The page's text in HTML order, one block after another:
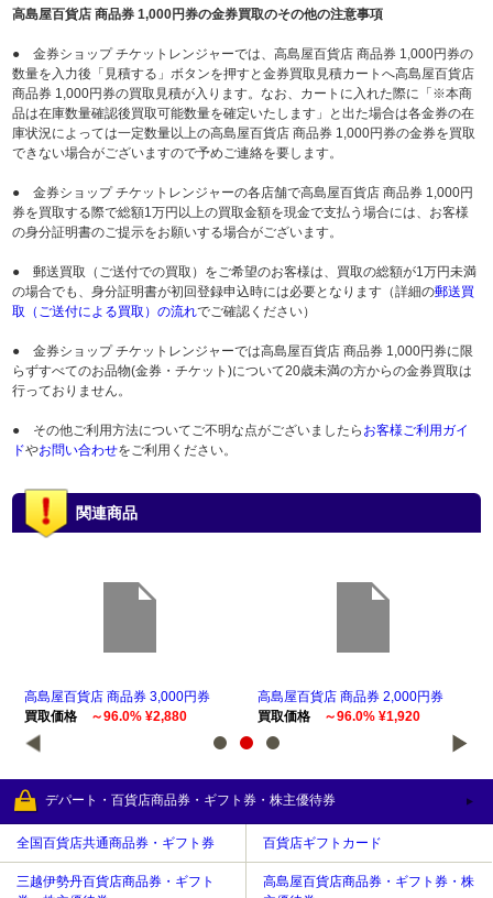
高島屋百貨店 商品券 1,000円券の金券買取のその他の注意事項
● 金券ショップ チケットレンジャーでは、高島屋百貨店 商品券 1,000円券の
数量を入力後「見積する」ボタンを押すと金券買取見積カートへ高島屋百貨店
商品券 1,000円券の買取見積が入ります。なお、カートに入れた際に「※本商
品は在庫数量確認後買取可能数量を確定いたします」と出た場合は各金券の在
庫状況によっては一定数量以上の高島屋百貨店 商品券 1,000円券の金券を買取
できない場合がございますので予めご連絡を要します。
● 金券ショップ チケットレンジャーの各店舗で高島屋百貨店 商品券 1,000円
券を買取する際で総額1万円以上の買取金額を現金で支払う場合には、お客様
の身分証明書のご提示をお願いする場合がございます。
● 郵送買取（ご送付での買取）をご希望のお客様は、買取の総額が1万円未満
の場合でも、身分証明書が初回登録申込時には必要となります（詳細の郵送買
取（ご送付による買取）の流れでご確認ください）
● 金券ショップ チケットレンジャーでは高島屋百貨店 商品券 1,000円券に限
らずすべてのお品物(金券・チケット)について20歳未満の方からの金券買取は
行っておりません。
● その他ご利用方法についてご不明な点がございましたら お客様ご利用ガイ
ドやお問い合わせをご利用ください。
関連商品
高島屋百貨店 商品券 3,000円券
買取価格
～96.0% ¥2,880
高島屋百貨店 商品券 2,000円券
買取価格
～96.0% ¥1,920
デパート・百貨店商品券・ギフト券・株主優待券
全国百貨店共通商品券・ギフト券 百貨店ギフトカード
三越伊勢丹百貨店商品券・ギフト
高島屋百貨店商品券・ギフト券・株